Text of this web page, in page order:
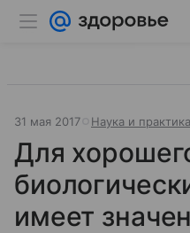
31 мая 2017 Наука и практика
Для
имеет